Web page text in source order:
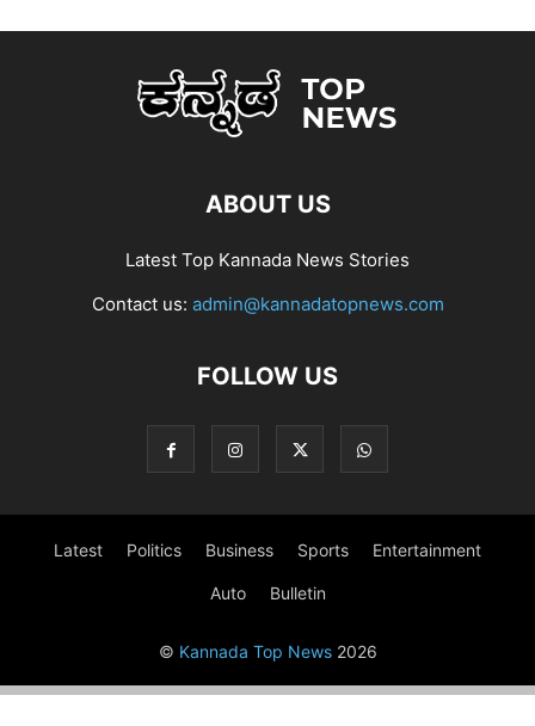
ABOUT US
Latest Top Kannada News Stories
Contact us: admin@kannadatopnews.com
FOLLOW US
Latest Politics Business Sports Entertainment
Auto Bulletin
© Kannada Top News2026